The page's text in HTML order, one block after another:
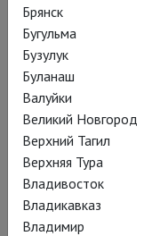
Брянск
Бугульма
Бузулук
Буланаш
Валуйки
Великий Новгород
Верхний Тагил
Верхняя Тура
Владивосток
Владикавказ
Владимир